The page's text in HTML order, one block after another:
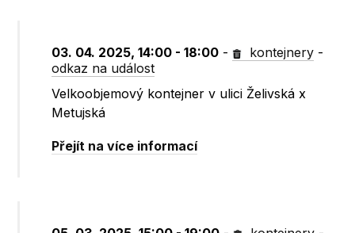
03. 04. 2025, 14:00 - 18:00 - kontejnery -
odkaz na událost
Velkoobjemový kontejner v ulici Želivská x
Metujská
Přejít na více informací